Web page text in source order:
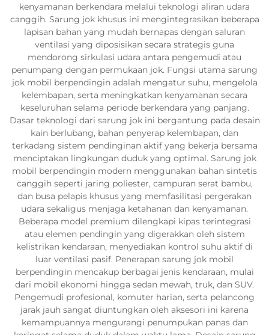
kenyamanan berkendara melalui teknologi aliran udara
canggih. Sarung jok khusus ini mengintegrasikan beberapa
lapisan bahan yang mudah bernapas dengan saluran
ventilasi yang diposisikan secara strategis guna
mendorong sirkulasi udara antara pengemudi atau
penumpang dengan permukaan jok. Fungsi utama sarung
jok mobil berpendingin adalah mengatur suhu, mengelola
kelembapan, serta meningkatkan kenyamanan secara
keseluruhan selama periode berkendara yang panjang.
Dasar teknologi dari sarung jok ini bergantung pada desain
kain berlubang, bahan penyerap kelembapan, dan
terkadang sistem pendinginan aktif yang bekerja bersama
menciptakan lingkungan duduk yang optimal. Sarung jok
mobil berpendingin modern menggunakan bahan sintetis
canggih seperti jaring poliester, campuran serat bambu,
dan busa pelapis khusus yang memfasilitasi pergerakan
udara sekaligus menjaga ketahanan dan kenyamanan.
Beberapa model premium dilengkapi kipas terintegrasi
atau elemen pendingin yang digerakkan oleh sistem
kelistrikan kendaraan, menyediakan kontrol suhu aktif di
luar ventilasi pasif. Penerapan sarung jok mobil
berpendingin mencakup berbagai jenis kendaraan, mulai
dari mobil ekonomi hingga sedan mewah, truk, dan SUV.
Pengemudi profesional, komuter harian, serta pelancong
jarak jauh sangat diuntungkan oleh aksesori ini karena
kemampuannya mengurangi penumpukan panas dan